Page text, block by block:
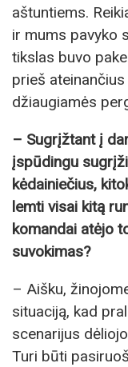
aštuntiems.
ir mums pavyko
tikslas buvo
prieš
džiaugiamės
– Sugrįžtant į
įspūdingu
kėdainiečius,
lemti visai kitą
komandai atėjo
suvokimas?
– Aišku,
situaciją, kad
scenarijus
Turi būti